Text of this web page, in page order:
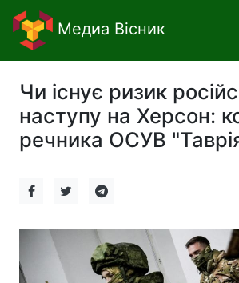
Медиа Вісник
Чи існує ризик
наступу на Херсон:
речника ОСУВ